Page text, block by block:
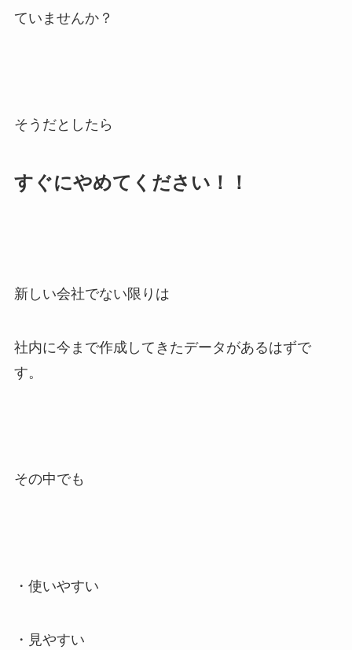
ていませんか？
そうだとしたら
すぐにやめてください！！
新しい会社でない限りは
社内に今まで作成してきたデータがあるはずで
す。
その中でも
・使いやすい
・見やすい